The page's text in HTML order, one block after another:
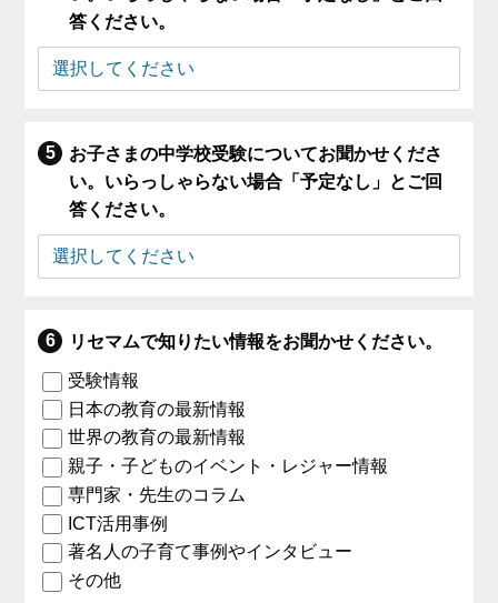
答ください。
お子さまの中学校受験についてお聞かせくださ
い。いらっしゃらない場合「予定なし」とご回
答ください。
リセマムで知りたい情報をお聞かせください。
受験情報
日本の教育の最新情報
世界の教育の最新情報
親子・子どものイベント・レジャー情報
専門家・先生のコラム
ICT活用事例
著名人の子育て事例やインタビュー
その他